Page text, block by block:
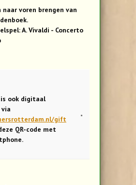
naar voren brengen van
A. Vivaldi - Concerto
ook digitaal
gift
QR-code met